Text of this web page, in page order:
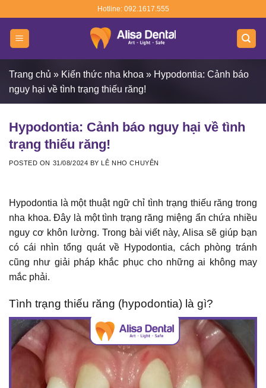
content
Hotline: 092.1617.555
Trang chủ » Kiến thức nha khoa » Hypodontia: Cảnh báo
nguy hại về tình trạng thiếu răng!
Hypodontia: Cảnh báo nguy hại về tình
trạng thiếu răng!
POSTED ON 31/08/2024 BY LÊ NHO CHUYÊN
Hypodontia là một thuật ngữ chỉ tình trạng thiếu răng trong
nha khoa. Đây là một tình trạng răng miệng ẩn chứa nhiều
nguy cơ khôn lường. Trong bài viết này, Alisa sẽ giúp bạn
có cái nhìn tổng quát về Hypodontia, cách phòng tránh
cũng như giải pháp khắc phục cho những ai không may
mắc phải.
Tình trạng thiếu răng (hypodontia) là gì?